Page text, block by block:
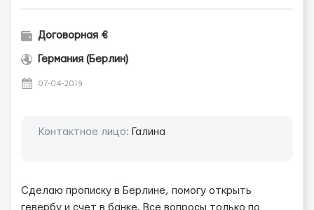
Договорная €
Германия (Берлин)
07-04-2019
Контактное лицо: Галина
Сделаю прописку в Берлине, помогу открыть
гевербу и счет в банке. Все вопросы только по